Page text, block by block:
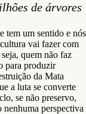
de árvores
tem um sentido e nós
vai fazer com
quem não faz
para produzir
da Mata
a luta se converte
se não preservo,
nenhuma perspectiva